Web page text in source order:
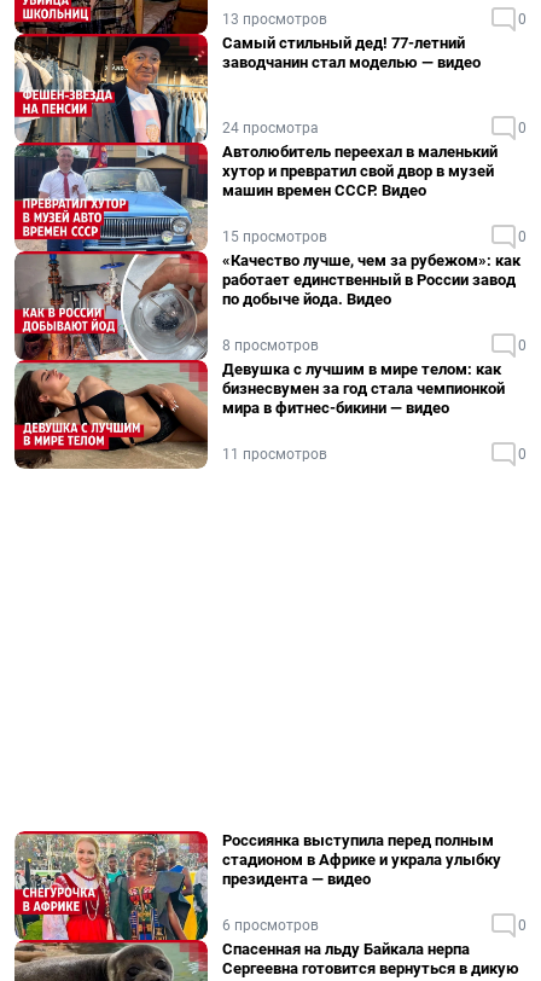
13 просмотров 0
Самый стильный дед! 77-летний
заводчанин стал моделью — видео
24 просмотра 0
Автолюбитель переехал в маленький
хутор и превратил свой двор в музей
машин времен СССР. Видео
15 просмотров 0
«Качество лучше, чем за рубежом»: как
работает единственный в России завод
по добыче йода. Видео
8 просмотров 0
Девушка с лучшим в мире телом: как
бизнесвумен за год стала чемпионкой
мира в фитнес-бикини — видео
11 просмотров 0
Россиянка выступила перед полным
стадионом в Африке и украла улыбку
президента — видео
6 просмотров 0
Спасенная на льду Байкала нерпа
Сергеевна готовится вернуться в дикую